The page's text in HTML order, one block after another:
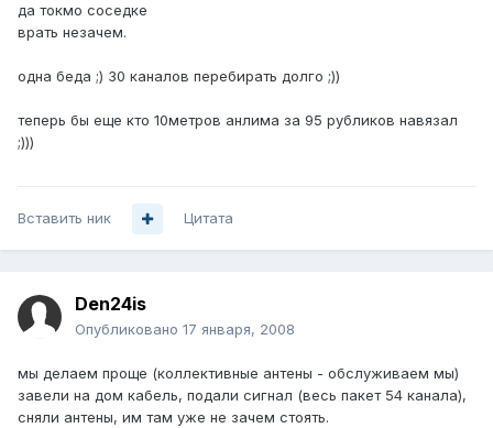
да токмо соседке
врать незачем.
одна беда ;) 30 каналов перебирать долго ;))
теперь бы еще кто 10метров анлима за 95 рубликов навязал
;)))
Вставить ник Цитата
Den24is
Опубликовано 17 января, 2008
мы делаем проще (коллективные антены - обслуживаем мы)
завели на дом кабель, подали сигнал (весь пакет 54 канала),
сняли антены, им там уже не зачем стоять.